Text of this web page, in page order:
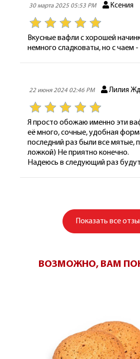
30 марта 2025 05:53 PM Ксения
Вкусные вафли с хорошей
немного сладковаты, но с чаем
22 июня 2024 02:46 PM Лилия
Я просто обожаю именно эти
её много, сочные, удобная
последний раз были все мятые,
ложкой) Не приятно конечно.
Надеюсь в следующий раз
Показать все
ВОЗМОЖНО, ВАМ